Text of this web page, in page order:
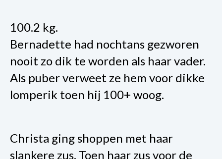
100.2 kg.
Bernadette had nochtans gezworen
nooit zo dik te worden als haar vader.
Als puber verweet ze hem voor dikke
lomperik toen hij 100+ woog.
Christa ging shoppen met haar
slankere zus. Toen haar zus voor de